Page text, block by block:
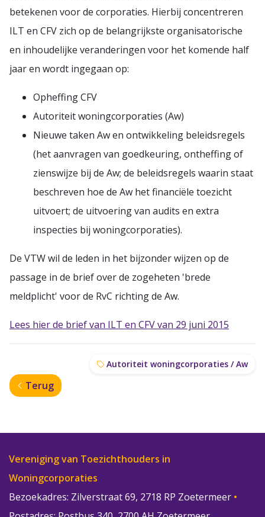
betekenen voor de corporaties. Hierbij concentreren
ILT en CFV zich op de belangrijkste organisatorische
en inhoudelijke veranderingen voor het komende half
jaar en wordt ingegaan op:
Opheffing CFV
Autoriteit woningcorporaties (Aw)
Nieuwe taken Aw en ontwikkeling beleidsregels
(het aanvragen van goedkeuring, ontheffing of
zienswijze bij de Aw; de beleidsregels waarin staat
beschreven hoe de Aw het financiële toezicht
uitvoert; de uitvoering van audits en extra
inspecties bij woningcorporaties).
De VTW wil de leden in het bijzonder wijzen op de
passage in de brief over de zogeheten 'brede
meldplicht' voor de RvC richting de Aw.
Lees hier de brief van ILT en CFV van 29 juni 2015
Autoriteit woningcorporaties / Aw
Terug
Vereniging van Toezichthouders in
Woningcorporaties
Bezoekadres: Zilverstraat 69, 2718 RP Zoetermeer •